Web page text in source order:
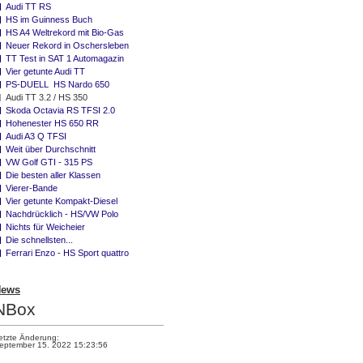
Audi TT RS
HS im Guinness Buch
HS A4 Weltrekord mit Bio-Gas
Neuer Rekord in Oschersleben
TT Test in SAT 1 Automagazin
Vier getunte Audi TT
PS-DUELL HS Nardo 650
Audi TT 3.2 / HS 350
Skoda Octavia RS TFSI 2.0
Hohenester HS 650 RR
Audi A3 Q TFSI
Weit über Durchschnitt
VW Golf GTI - 315 PS
Die besten aller Klassen
Vierer-Bande
Vier getunte Kompakt-Diesel
Nachdrücklich - HS/VW Polo
Nichts für Weicheier
Die schnellsten...
Ferrari Enzo - HS Sport quattro
Änderung:
15. 2022 15:23:56